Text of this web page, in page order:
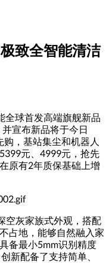
致全智能清洁
全球首发高端旗舰新品
宣布新品将于今日
，基站集尘和机器人
5399元、 4999元，抢先
原有2年质保基础上增
空灰家族式外观，搭配
占地，能够自然融入家
备最小5mm识别精度
新配备了支持简单、